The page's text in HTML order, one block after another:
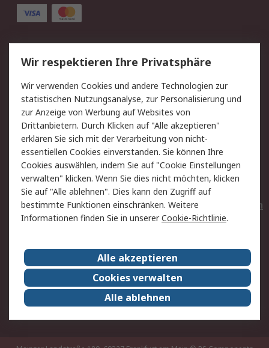
Service
Value Added Services
Lieferlösungen
Rücksendungen
Kontakt
Hilfe
Privatkunden
Rechtliches
AGB
Datenschutz
Cookie-Richtlinie
Zahlungsbedingungen
Copyright/Impressum
Entsorgung
Elektrogeräte/Batterien
RS weltweit
Karriere bei RS
Nachhaltigkeit
Qualität/Umwelt/ZertifikatePresse-Center
Event-Center
Wir respektieren Ihre Privatsphäre
Wir verwenden Cookies und andere Technologien zur
statistischen Nutzungsanalyse, zur Personalisierung und
zur Anzeige von Werbung auf Websites von
Drittanbietern. Durch Klicken auf "Alle akzeptieren"
erklären Sie sich mit der Verarbeitung von nicht-
essentiellen Cookies einverstanden. Sie können Ihre
Cookies auswählen, indem Sie auf "Cookie Einstellungen
verwalten" klicken. Wenn Sie dies nicht möchten, klicken
Sie auf "Alle ablehnen". Dies kann den Zugriff auf
bestimmte Funktionen einschränken. Weitere
Informationen finden Sie in unsererCookie-Richtlinie.
Alle akzeptieren
Cookies verwalten
Alle ablehnen